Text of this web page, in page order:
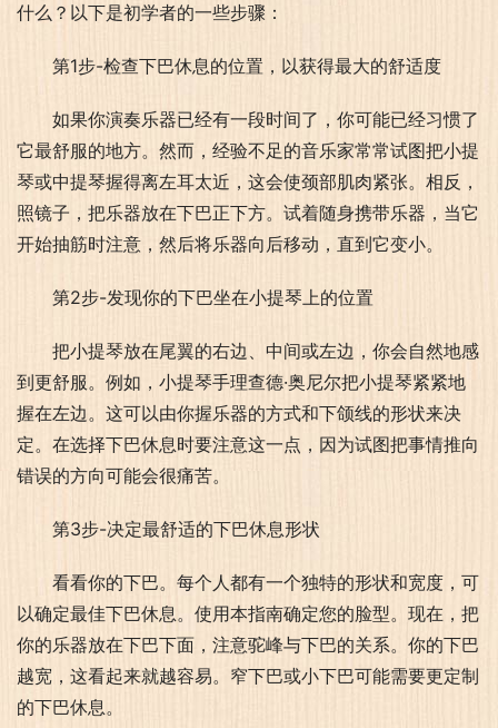
什么？以下是初学者的一些步骤：
第1步-检查下巴休息的位置，以获得最大的舒适度
如果你演奏乐器已经有一段时间了，你可能已经习惯了
它最舒服的地方。然而，经验不足的音乐家常常试图把小提
琴或中提琴握得离左耳太近，这会使颈部肌肉紧张。相反，
照镜子，把乐器放在下巴正下方。试着随身携带乐器，当它
开始抽筋时注意，然后将乐器向后移动，直到它变小。
第2步-发现你的下巴坐在小提琴上的位置
把小提琴放在尾翼的右边、中间或左边，你会自然地感
到更舒服。例如，小提琴手理查德·奥尼尔把小提琴紧紧地
握在左边。这可以由你握乐器的方式和下颌线的形状来决
定。在选择下巴休息时要注意这一点，因为试图把事情推向
错误的方向可能会很痛苦。
第3步-决定最舒适的下巴休息形状
看看你的下巴。每个人都有一个独特的形状和宽度，可
以确定最佳下巴休息。使用本指南确定您的脸型。现在，把
你的乐器放在下巴下面，注意驼峰与下巴的关系。你的下巴
越宽，这看起来就越容易。窄下巴或小下巴可能需要更定制
的下巴休息。